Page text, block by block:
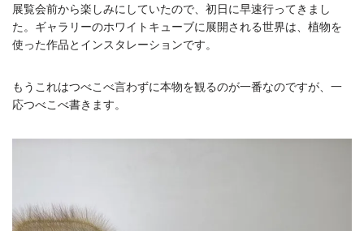
展覧会前から楽しみにしていたので、初日に早速行ってきまし
た。ギャラリーのホワイトキューブに展開される世界は、植物を
使った作品とインスタレーションです。
もうこれはつべこべ言わずに本物を観るのが一番なのですが、一
応つべこべ書きます。